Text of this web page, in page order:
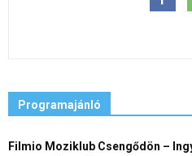
Programajánló
Filmio Moziklub Csengődön –